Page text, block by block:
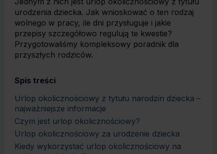
urodzenia dziecka. Jak wnioskować o ten rodzaj
wolnego w pracy, ile dni przysługuje i jakie
przepisy szczegółowo regulują te kwestie?
Przygotowaliśmy kompleksowy poradnik dla
przyszłych rodziców.
Spis treści
Urlop okolicznościowy z tytułu narodzin dziecka –
najważniejsze informacje
Czym jest urlop okolicznościowy?
Urlop okolicznościowy za urodzenie dziecka
Kiedy wykorzystać urlop okolicznościowy na